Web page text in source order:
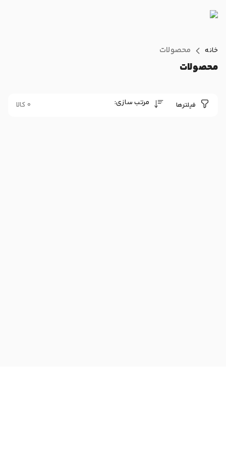
خانه محصولات
محصولات
فیلترها مرتب سازی: 0 کالا